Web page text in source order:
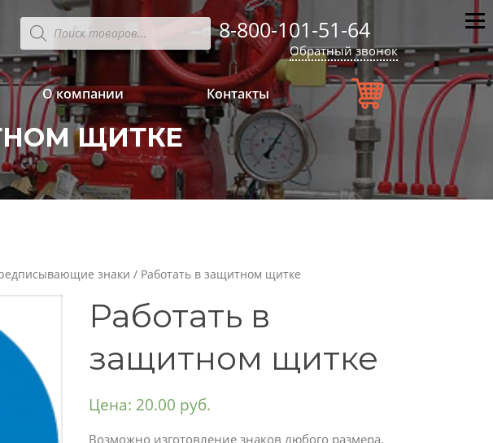
Поиск
товаров 8-800-101-51-64
Обратный звонок
О компании Контакты
ЩИТКЕ
знаки / Работать в защитном щитке
Работать в
защитном щитке
Цена: 20.00 руб.
Возможно изготовление знаков любого размера,